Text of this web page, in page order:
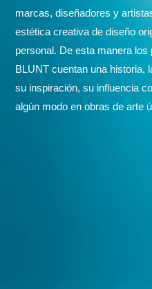
marcas, diseñadores y
estética creativa de diseño
personal. De esta manera los
BLUNT cuentan una historia,
su inspiración, su influencia
algún modo en obras de arte